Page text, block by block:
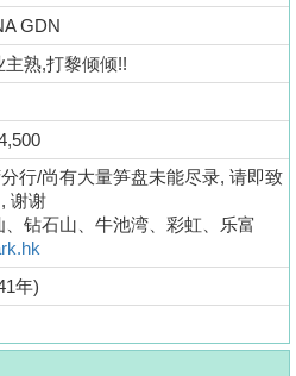
GDN
主熟,打黎倾倾!!
行/尚有大量笋盘未能尽录, 请即致
谢谢
、钻石山、牛池湾、彩虹、乐富
年)